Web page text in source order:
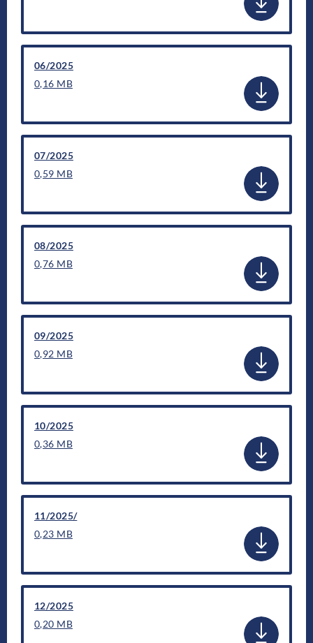
06/2025
0,16 MB
07/2025
0,59 MB
08/2025
0,76 MB
09/2025
0,92 MB
10/2025
0,36 MB
11/2025/
0,23 MB
12/2025
0,20 MB